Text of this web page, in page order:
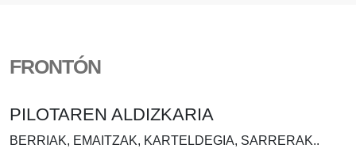
FRONTÓN
PILOTAREN ALDIZKARIA
BERRIAK, EMAITZAK, KARTELDEGIA, SARRERAK..